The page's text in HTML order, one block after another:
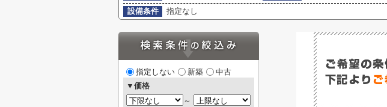
設備条件
指定なし
指定しない 新築
中古
▼価格
～